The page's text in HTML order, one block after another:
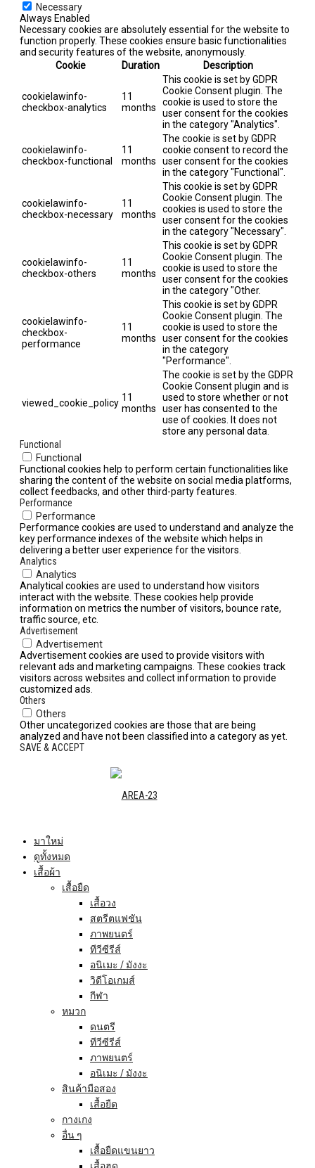
Necessary
Always Enabled
Necessary cookies are absolutely essential for the website to
function properly. These cookies ensure basic functionalities
and security features of the website, anonymously.
Cookie
Duration Description
cookielawinfo-
checkbox-analytics
11
months
This cookie is set by GDPR
Cookie Consent plugin. The
cookie is used to store the
user consent for the cookies
in the category "Analytics".
cookielawinfo-
checkbox-functional
11
months
The cookie is set by GDPR
cookie consent to record the
user consent for the cookies
in the category "Functional".
cookielawinfo-
checkbox-necessary
11
months
This cookie is set by GDPR
Cookie Consent plugin. The
cookies is used to store the
user consent for the cookies
in the category "Necessary".
cookielawinfo-
checkbox-others
11
months
This cookie is set by GDPR
Cookie Consent plugin. The
cookie is used to store the
user consent for the cookies
in the category "Other.
cookielawinfo-
checkbox-
performance
11
months
This cookie is set by GDPR
Cookie Consent plugin. The
cookie is used to store the
user consent for the cookies
in the category
"Performance".
viewed_cookie_policy 11
months
The cookie is set by the GDPR
Cookie Consent plugin and is
used to store whether or not
user has consented to the
use of cookies. It does not
store any personal data.
Functional
Functional
Functional cookies help to perform certain functionalities like
sharing the content of the website on social media platforms,
collect feedbacks, and other third-party features.
Performance
Performance
Performance cookies are used to understand and analyze the
key performance indexes of the website which helps in
delivering a better user experience for the visitors.
Analytics
Analytics
Analytical cookies are used to understand how visitors
interact with the website. These cookies help provide
information on metrics the number of visitors, bounce rate,
traffic source, etc.
Advertisement
Advertisement
Advertisement cookies are used to provide visitors with
relevant ads and marketing campaigns. These cookies track
visitors across websites and collect information to provide
customized ads.
Others
Others
Other uncategorized cookies are those that are being
analyzed and have not been classified into a category as yet.
SAVE & ACCEPT
มาใหม่
ดูทั้งหมด
เสื้อผ้า
เสื้อยืด
เสื้อวง
สตรีตแฟชัน
ภาพยนตร์
ทีวีซีรีส์
อนิเมะ / มังงะ
วิดีโอเกมส์
กีฬา
หมวก
ดนตรี
ทีวีซีรีส์
ภาพยนตร์
อนิเมะ / มังงะ
สินค้ามือสอง
เสื้อยืด
กางเกง
อื่น ๆ
เสื้อยืดแขนยาว
เสื้อฮูด